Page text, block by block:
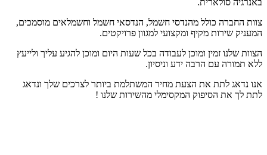
באנרגיה סולארית.
צוות החברה כולל מהנדסי חשמל, הנדסאי חשמל וחשמלאים מוסמכים,
המעניק שירות מקיף ומקצועי למגוון פרויקטים.
הצוות שלנו זמין ומוכן לעבודה בכל שעות היום ומוכן להגיע עליך ולייעץ
ללא תמורה עם הרבה ידע וניסיון.
אנו נדאג לתת את הצעת מחיר המשתלמת ביותר לצרכים שלך ונדאג
לתת לך את הסיפוק המקסימלי מהשירות שלנו !